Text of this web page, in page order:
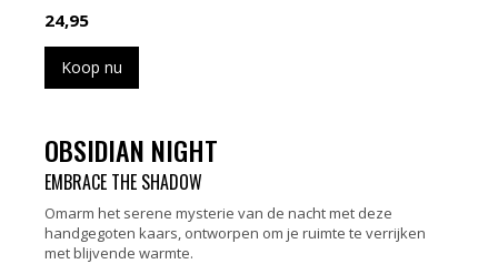
24,95
Koop nu
OBSIDIAN NIGHT
EMBRACE THE SHADOW
Omarm het serene mysterie van de nacht met deze
handgegoten kaars, ontworpen om je ruimte te verrijken
met blijvende warmte.